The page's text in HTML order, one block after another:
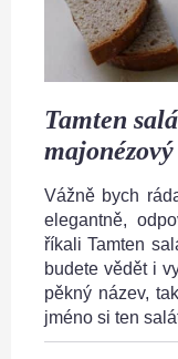
Tamten
Vážně bych
elegantně,
říkali Tamten
budete vědět i
pěkný název,
jméno si ten